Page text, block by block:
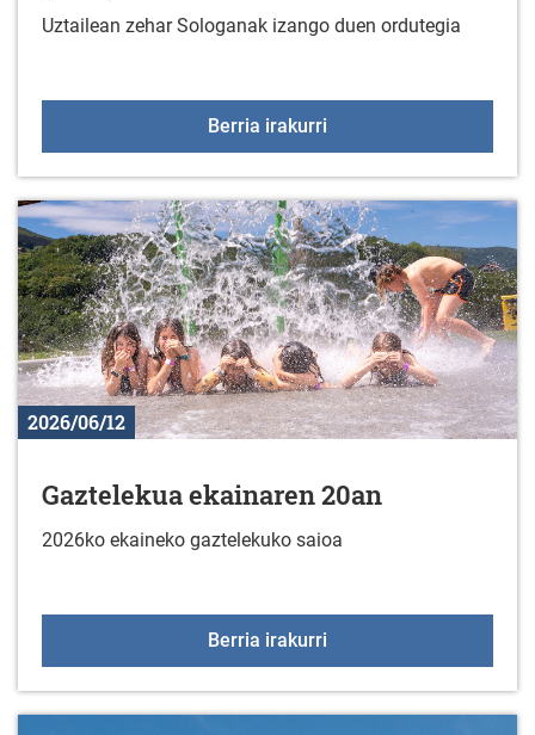
Uztailean zehar Sologanak izango duen ordutegia
Berria irakurri
2026/06/12
Gaztelekua ekainaren 20an
2026ko ekaineko gaztelekuko saioa
Berria irakurri